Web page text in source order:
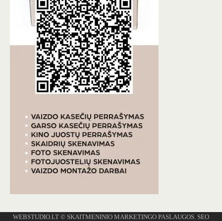
WEBSTUDIO.LT © SKAITMENINIO MARKETINGO PASLAUGOS. SEO